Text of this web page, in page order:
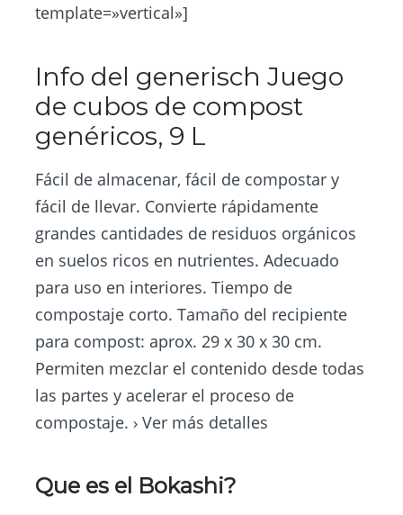
template=»vertical»]
Info del generisch Juego
de cubos de compost
genéricos, 9 L
Fácil de almacenar, fácil de compostar y
fácil de llevar. Convierte rápidamente
grandes cantidades de residuos orgánicos
en suelos ricos en nutrientes. Adecuado
para uso en interiores. Tiempo de
compostaje corto. Tamaño del recipiente
para compost: aprox. 29 x 30 x 30 cm.
Permiten mezclar el contenido desde todas
las partes y acelerar el proceso de
compostaje. › Ver más detalles
Que es el Bokashi?